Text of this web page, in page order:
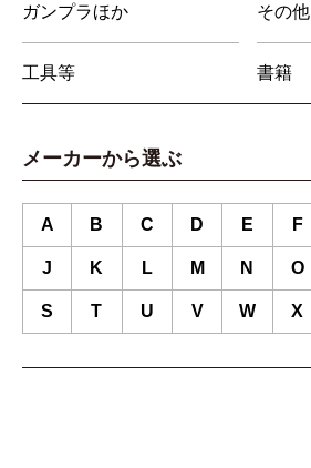
ガンプラほか その他
工具等 書籍
メーカーから選ぶ
A B C D E F
J K L M N O
S T U V W X